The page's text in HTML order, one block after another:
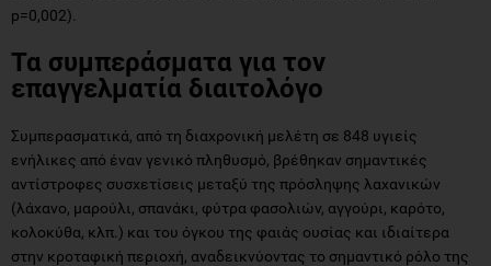
p=0,002).
Τα συμπεράσματα για τον
επαγγελματία διαιτολόγο
Συμπερασματικά, από τη διαχρονική μελέτη σε 848 υγιείς
ενήλικες από έναν γενικό πληθυσμό, βρέθηκαν σημαντικές
αντίστροφες συσχετίσεις μεταξύ της πρόσληψης λαχανικών
(λάχανο, μαρούλι, σπανάκι, φύτρα φασολιών, αγγούρι, καρότο,
κολοκύθα, κλπ.) και του όγκου της φαιάς ουσίας και ιδιαίτερα
στην κροταφική περιοχή, αναδεικνύοντας το σημαντικό ρόλο της